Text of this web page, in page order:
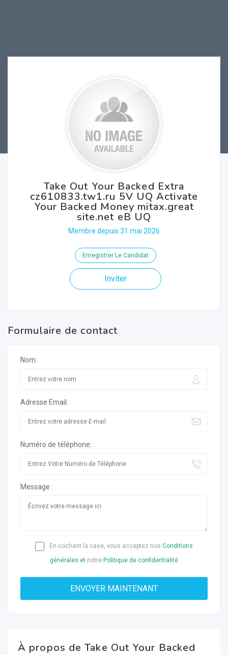
Take Out Your Backed Extra
cz610833.tw1.ru 5V UQ Activate
Your Backed Money mitax.great
site.net eB UQ
Membre depuis 31 mai 2026
Enregistrer Le Candidat
Inviter
Formulaire de contact
Nom:
Adresse Email:
Numéro de téléphone:
Message :
En cochant la case, vous acceptez nos Conditions
générales et notre Politique de confidentialité
À propos de Take Out Your Backed